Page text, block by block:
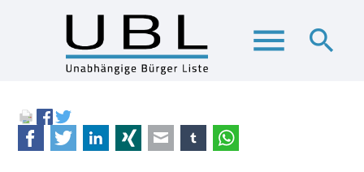
menu search
Suchbegriffe
FacebookTwitter LinkedInXing E-mail tumblr